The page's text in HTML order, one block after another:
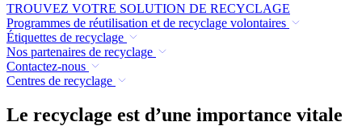
TROUVEZ VOTRE SOLUTION DE RECYCLAGE
Programmes de réutilisation et de recyclage volontaires
Étiquettes de recyclage
Nos partenaires de recyclage
Contactez-nous
Centres de recyclage
Le recyclage est d’une importance vitale